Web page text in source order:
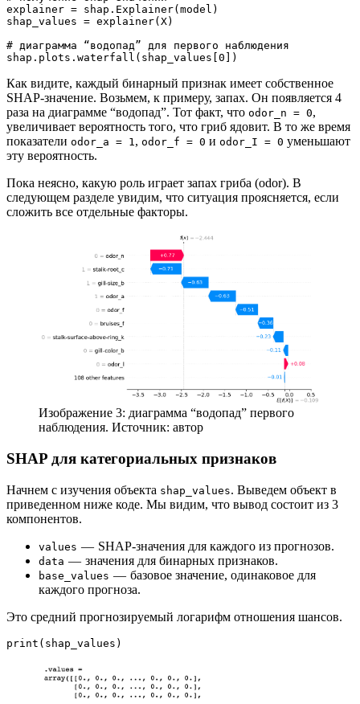
explainer = shap.Explainer(model)
shap_values = explainer(X)
# диаграмма “водопад” для первого наблюдения
shap.plots.waterfall(shap_values[0])
Как видите, каждый бинарный признак имеет собственное
SHAP-значение. Возьмем, к примеру, запах. Он появляется 4
раза на диаграмме “водопад”. Тот факт, что odor_n = 0,
увеличивает вероятность того, что гриб ядовит. В то же время
показатели odor_a = 1, odor_f = 0 и odor_I = 0 уменьшают
эту вероятность.
Пока неясно, какую роль играет запах гриба (odor). В
следующем разделе увидим, что ситуация проясняется, если
сложить все отдельные факторы.
Изображение 3: диаграмма “водопад” первого
наблюдения. Источник: автор
SHAP для категориальных признаков
Начнем с изучения объекта shap_values. Выведем объект в
приведенном ниже коде. Мы видим, что вывод состоит из 3
компонентов.
values — SHAP-значения для каждого из прогнозов.
data — значения для бинарных признаков.
base_values — базовое значение, одинаковое для
каждого прогноза.
Это средний прогнозируемый логарифм отношения шансов.
print(shap_values)